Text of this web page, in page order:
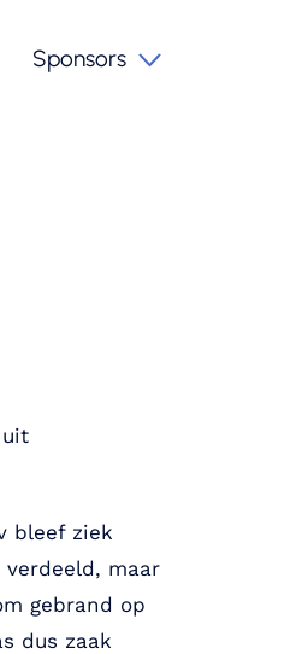
Sponsors
uit
bleef ziek
maar
gebrand op
dus zaak